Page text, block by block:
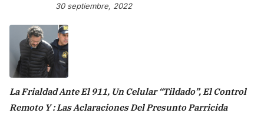
30 septiembre, 2022
La Frialdad Ante El 911, Un Celular “tildado”, El Control
Remoto Y : Las Aclaraciones Del Presunto Parricida